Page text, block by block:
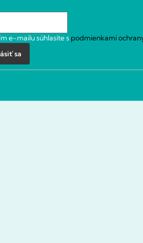
e-mailu súhlasíte s podmienkami
sa